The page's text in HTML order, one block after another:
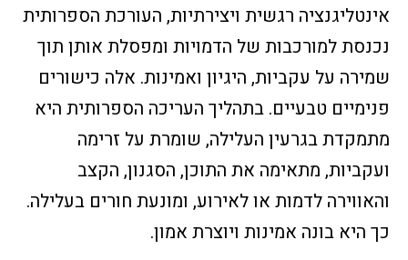
אינטליגנציה רגשית ויצירתיות, העורכת הספרותית
נכנסת למורכבות של הדמויות ומפסלת אותן תוך
שמירה על עקביות, היגיון ואמינות. אלה כישורים
פנימיים טבעיים. בתהליך העריכה הספרותית היא
מתמקדת בגרעין העלילה, שומרת על זרימה
ועקביות, מתאימה את התוכן, הסגנון, הקצב
והאווירה לדמות או לאירוע, ומונעת חורים בעלילה.
כך היא בונה אמינות ויוצרת אמון.